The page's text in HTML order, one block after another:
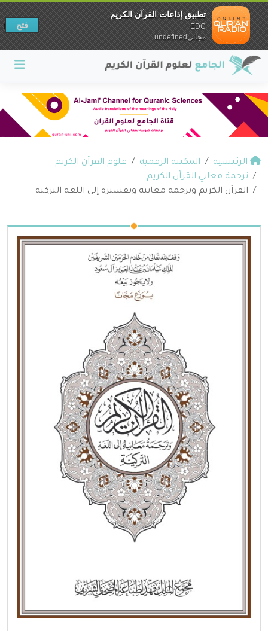
الرئيسية المكتبة الرقمية
علوم القرآن الكريم
ترجمة معاني القرآن الكريم
القرآن الكريم وترجمة معانيه وتفسيره إلى اللغة التركية
تطبيق إذاعات القرآن الكريم
EDC
مجانيundefined
فتح